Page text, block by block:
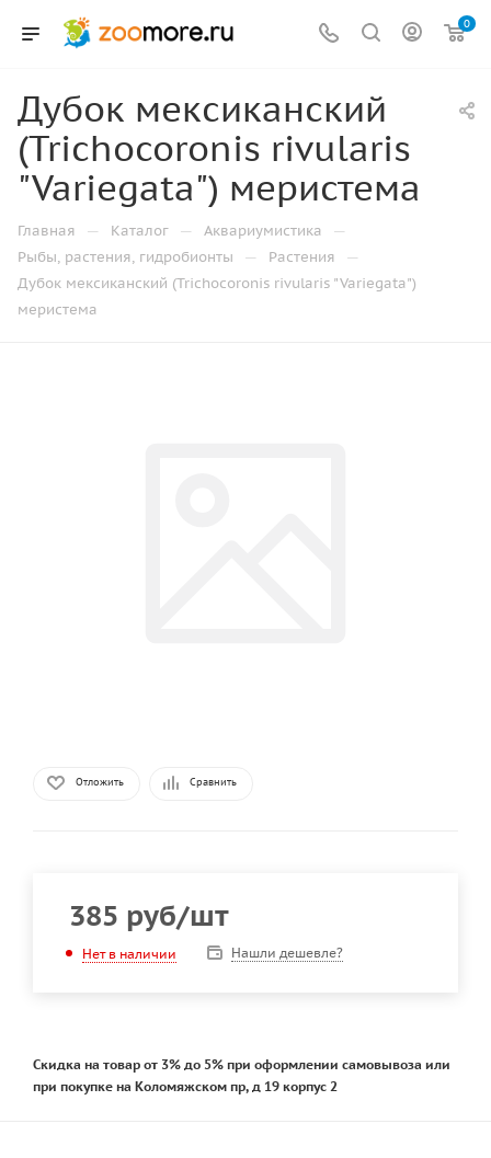
0
Дубок мексиканский
(Trichocoronis rivularis
"Variegata") меристема
Главная — Каталог — Аквариумистика —
Рыбы, растения, гидробионты — Растения —
Дубок мексиканский (Trichocoronis rivularis "Variegata")
меристема
Отложить Сравнить
385 руб/шт
Нет в наличии Нашли дешевле?
Скидка на товар от 3% до 5% при оформлении самовывоза или
при покупке на Коломяжском пр, д 19 корпус 2